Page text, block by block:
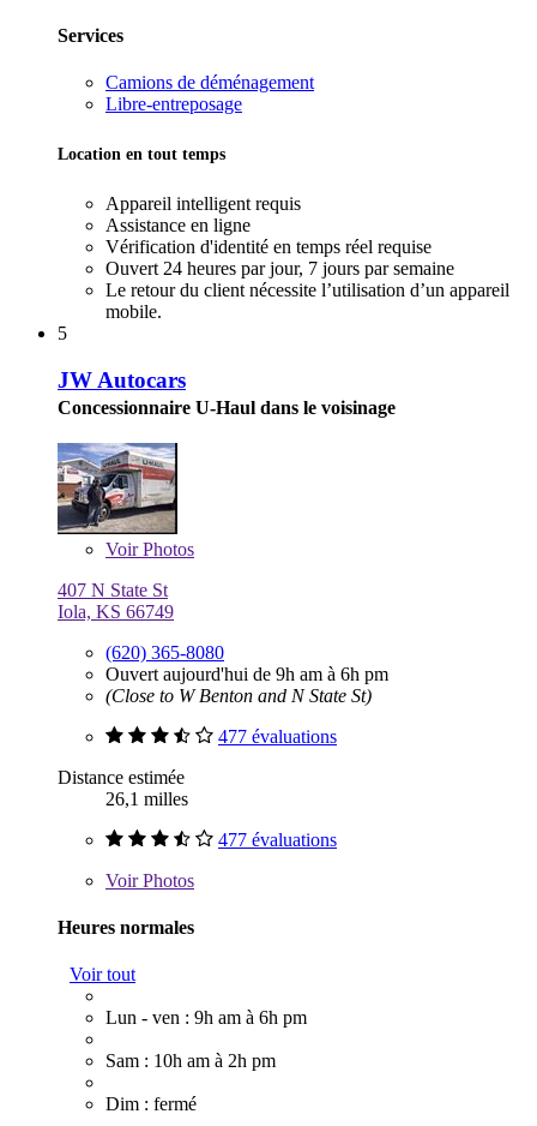
Services
Camions de déménagement
Libre-entreposage
Location en tout temps
Appareil intelligent requis
Assistance en ligne
Vérification d'identité en temps réel requise
Ouvert 24 heures par jour, 7 jours par semaine
Le retour du client nécessite l’utilisation d’un appareil
mobile.
5
JW Autocars
Concessionnaire U-Haul dans le voisinage
VoirPhotos
407 N State St
Iola, KS 66749
(620) 365-8080
Ouvert aujourd'hui de 9h am à 6h pm
(Close to W Benton and N State St)
477 évaluations
Distance estimée
26,1 milles
477 évaluations
VoirPhotos
Heures normales
Voir tout
Lun - ven : 9h am à 6h pm
Sam : 10h am à 2h pm
Dim : fermé